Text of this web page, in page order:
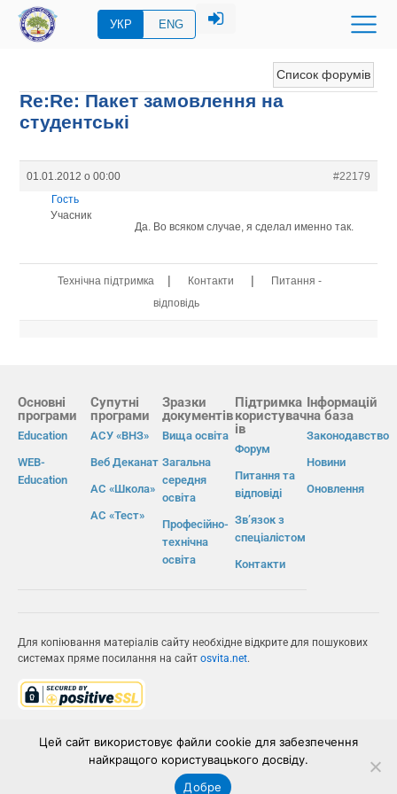
УКР ENG
Список форумів
Re:Re: Пакет замовлення на
студентські
01.01.2012 о 00:00
#22179
Гость
Учасник
Да. Во всяком случае, я сделал именно так.
Технічна підтримка | Контакти |
Питання -
відповідь
Основні
програми
Education
WEB-
Education
Супутні
програми
АСУ «ВНЗ»
Веб Деканат
АС «Школа»
АС «Тест»
Зразки
документів
Вища освіта
Загальна
середня
освіта
Професійно-
технічна
освіта
Підтримка
користувач
ів
Форум
Питання та
відповіді
Зв’язок з
спеціалістом
Контакти
Інформацій
на база
Законодавство
Новини
Оновлення
Для копіювання матеріалів сайту необхідне відкрите для пошукових
системах пряме посилання на сайт osvita.net.
ІВС «ОСВІТА»
Цей сайт використовує файли cookie для забезпечення
найкращого користувацького досвіду.
Добре